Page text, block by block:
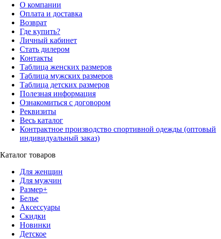
О компании
Оплата и доставка
Возврат
Где купить?
Личный кабинет
Стать дилером
Контакты
Таблица женских размеров
Таблица мужских размеров
Таблица детских размеров
Полезная информация
Ознакомиться с договором
Реквизиты
Весь каталог
Контрактное производство спортивной одежды (оптовый
индивидуальный заказ)
Каталог товаров
Для женщин
Для мужчин
Размер+
Белье
Аксессуары
Скидки
Новинки
Детское